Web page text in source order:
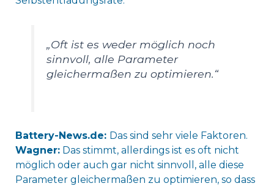
„Oft ist es weder möglich noch
sinnvoll, alle Parameter
gleichermaßen zu optimieren.“
Battery-News.de: Das sind sehr viele Faktoren.
Wagner:Das stimmt, allerdings ist es oft nicht
möglich oder auch gar nicht sinnvoll, alle diese
Parameter gleichermaßen zu optimieren, so dass